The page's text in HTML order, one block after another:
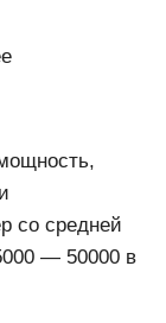
со средней
— 50000 в